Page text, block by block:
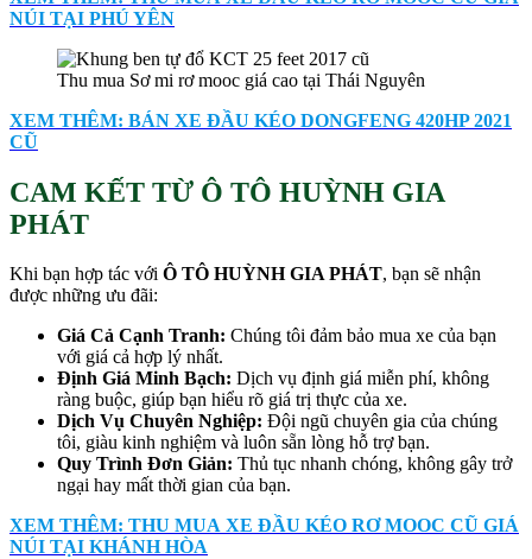
NÚI TẠI PHÚ YÊN
Thu mua Sơ mi rơ mooc giá cao tại Thái Nguyên
XEM THÊM: BÁN XE ĐẦU KÉO DONGFENG 420HP 2021
CŨ
CAM KẾT TỪ Ô TÔ HUỲNH GIA
PHÁT
Khi bạn hợp tác với Ô TÔ HUỲNH GIA PHÁT, bạn sẽ nhận
được những ưu đãi:
Giá Cả Cạnh Tranh: Chúng tôi đảm bảo mua xe của bạn
với giá cả hợp lý nhất.
Định Giá Minh Bạch: Dịch vụ định giá miễn phí, không
ràng buộc, giúp bạn hiểu rõ giá trị thực của xe.
Dịch Vụ Chuyên Nghiệp: Đội ngũ chuyên gia của chúng
tôi, giàu kinh nghiệm và luôn sẵn lòng hỗ trợ bạn.
Quy Trình Đơn Giản: Thủ tục nhanh chóng, không gây trở
ngại hay mất thời gian của bạn.
XEM THÊM: THU MUA XE ĐẦU KÉO RƠ MOOC CŨ GIÁ
NÚI TẠI KHÁNH HÒA